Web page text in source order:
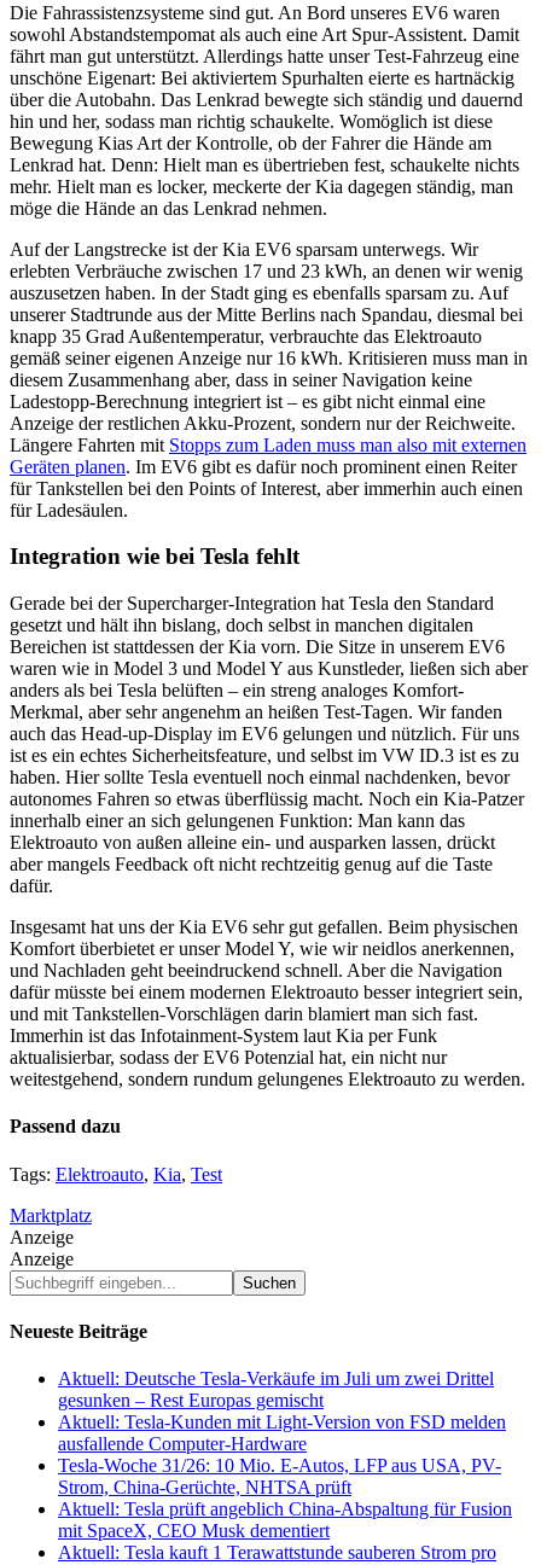
Die Fahrassistenzsysteme sind gut. An Bord unseres EV6 waren
sowohl Abstandstempomat als auch eine Art Spur-Assistent. Damit
fährt man gut unterstützt. Allerdings hatte unser Test-Fahrzeug eine
unschöne Eigenart: Bei aktiviertem Spurhalten eierte es hartnäckig
über die Autobahn. Das Lenkrad bewegte sich ständig und dauernd
hin und her, sodass man richtig schaukelte. Womöglich ist diese
Bewegung Kias Art der Kontrolle, ob der Fahrer die Hände am
Lenkrad hat. Denn: Hielt man es übertrieben fest, schaukelte nichts
mehr. Hielt man es locker, meckerte der Kia dagegen ständig, man
möge die Hände an das Lenkrad nehmen.
Auf der Langstrecke ist der Kia EV6 sparsam unterwegs. Wir
erlebten Verbräuche zwischen 17 und 23 kWh, an denen wir wenig
auszusetzen haben. In der Stadt ging es ebenfalls sparsam zu. Auf
unserer Stadtrunde aus der Mitte Berlins nach Spandau, diesmal bei
knapp 35 Grad Außentemperatur, verbrauchte das Elektroauto
gemäß seiner eigenen Anzeige nur 16 kWh. Kritisieren muss man in
diesem Zusammenhang aber, dass in seiner Navigation keine
Ladestopp-Berechnung integriert ist – es gibt nicht einmal eine
Anzeige der restlichen Akku-Prozent, sondern nur der Reichweite.
Längere Fahrten mit Stopps zum Laden muss man also mit externen
Geräten planen. Im EV6 gibt es dafür noch prominent einen Reiter
für Tankstellen bei den Points of Interest, aber immerhin auch einen
für Ladesäulen.
Integration wie bei Tesla fehlt
Gerade bei der Supercharger-Integration hat Tesla den Standard
gesetzt und hält ihn bislang, doch selbst in manchen digitalen
Bereichen ist stattdessen der Kia vorn. Die Sitze in unserem EV6
waren wie in Model 3 und Model Y aus Kunstleder, ließen sich aber
anders als bei Tesla belüften – ein streng analoges Komfort-
Merkmal, aber sehr angenehm an heißen Test-Tagen. Wir fanden
auch das Head-up-Display im EV6 gelungen und nützlich. Für uns
ist es ein echtes Sicherheitsfeature, und selbst im VW ID.3 ist es zu
haben. Hier sollte Tesla eventuell noch einmal nachdenken, bevor
autonomes Fahren so etwas überflüssig macht. Noch ein Kia-Patzer
innerhalb einer an sich gelungenen Funktion: Man kann das
Elektroauto von außen alleine ein- und ausparken lassen, drückt
aber mangels Feedback oft nicht rechtzeitig genug auf die Taste
dafür.
Insgesamt hat uns der Kia EV6 sehr gut gefallen. Beim physischen
Komfort überbietet er unser Model Y, wie wir neidlos anerkennen,
und Nachladen geht beeindruckend schnell. Aber die Navigation
dafür müsste bei einem modernen Elektroauto besser integriert sein,
und mit Tankstellen-Vorschlägen darin blamiert man sich fast.
Immerhin ist das Infotainment-System laut Kia per Funk
aktualisierbar, sodass der EV6 Potenzial hat, ein nicht nur
weitestgehend, sondern rundum gelungenes Elektroauto zu werden.
Passend dazu
Tags: Elektroauto, Kia, Test
Marktplatz
Anzeige
Anzeige
Suchbegriff
eingeben...
Neueste Beiträge
Aktuell: Deutsche Tesla-Verkäufe im Juli um zwei Drittel
gesunken – Rest Europas gemischt
Aktuell: Tesla-Kunden mit Light-Version von FSD melden
ausfallende Computer-Hardware
Tesla-Woche 31/26: 10 Mio. E-Autos, LFP aus USA, PV-
Strom, China-Gerüchte, NHTSA prüft
Aktuell: Tesla prüft angeblich China-Abspaltung für Fusion
mit SpaceX, CEO Musk dementiert
Aktuell: Tesla kauft 1 Terawattstunde sauberen Strom pro